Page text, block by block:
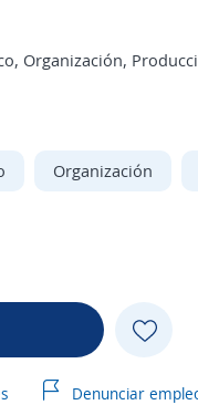
Organización,
Organización
Denunciar